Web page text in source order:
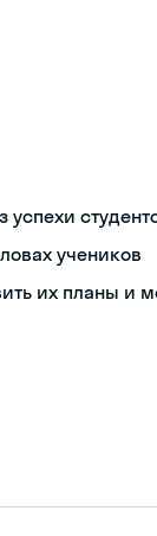
учеников
их планы и